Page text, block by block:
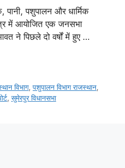
पानी, पशुपालन और धार्मिक
में आयोजित एक जनसभा
ने पिछले दो वर्षों में हुए …
विभाग,पशुपालन विभाग राजस्थान,
, सुमेरपुर विधानसभा